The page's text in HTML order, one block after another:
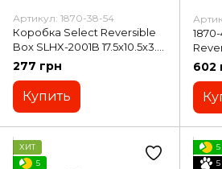
Артикул: 1870-38-54
Коробка Select Reversible
Box SLHX-2001B 17.5х10.5х3.8
см (1870-38-54)
277 грн
Купить
602
ХИТ
5
5
5